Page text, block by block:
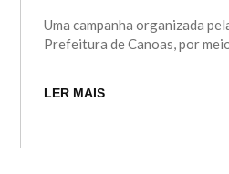
Uma campanha organizada
Prefeitura de Canoas, por
LER MAIS